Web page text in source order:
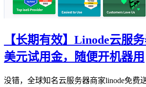
【长期有效】Linode云服
美元试用金，随便开机器用
没错，全球知名云服务器商家linode免费